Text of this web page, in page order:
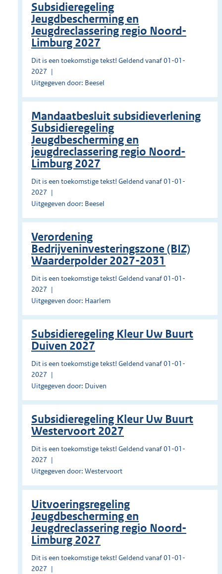
Subsidieregeling
Jeugdbescherming en
Jeugdreclassering regio Noord-
Limburg 2027
Dit is een toekomstige tekst! Geldend vanaf 01-01-
2027
Uitgegeven door: Beesel
Mandaatbesluit subsidieverlening
Subsidieregeling
Jeugdbescherming en
jeugdreclassering regio Noord-
Limburg 2027
Dit is een toekomstige tekst! Geldend vanaf 01-01-
2027
Uitgegeven door: Beesel
Verordening
Bedrijveninvesteringszone (BIZ)
Waarderpolder 2027-2031
Dit is een toekomstige tekst! Geldend vanaf 01-01-
2027
Uitgegeven door: Haarlem
Subsidieregeling Kleur Uw Buurt
Duiven 2027
Dit is een toekomstige tekst! Geldend vanaf 01-01-
2027
Uitgegeven door: Duiven
Subsidieregeling Kleur Uw Buurt
Westervoort 2027
Dit is een toekomstige tekst! Geldend vanaf 01-01-
2027
Uitgegeven door: Westervoort
Uitvoeringsregeling
Jeugdbescherming en
Jeugdreclassering regio Noord-
Limburg 2027
Dit is een toekomstige tekst! Geldend vanaf 01-01-
2027